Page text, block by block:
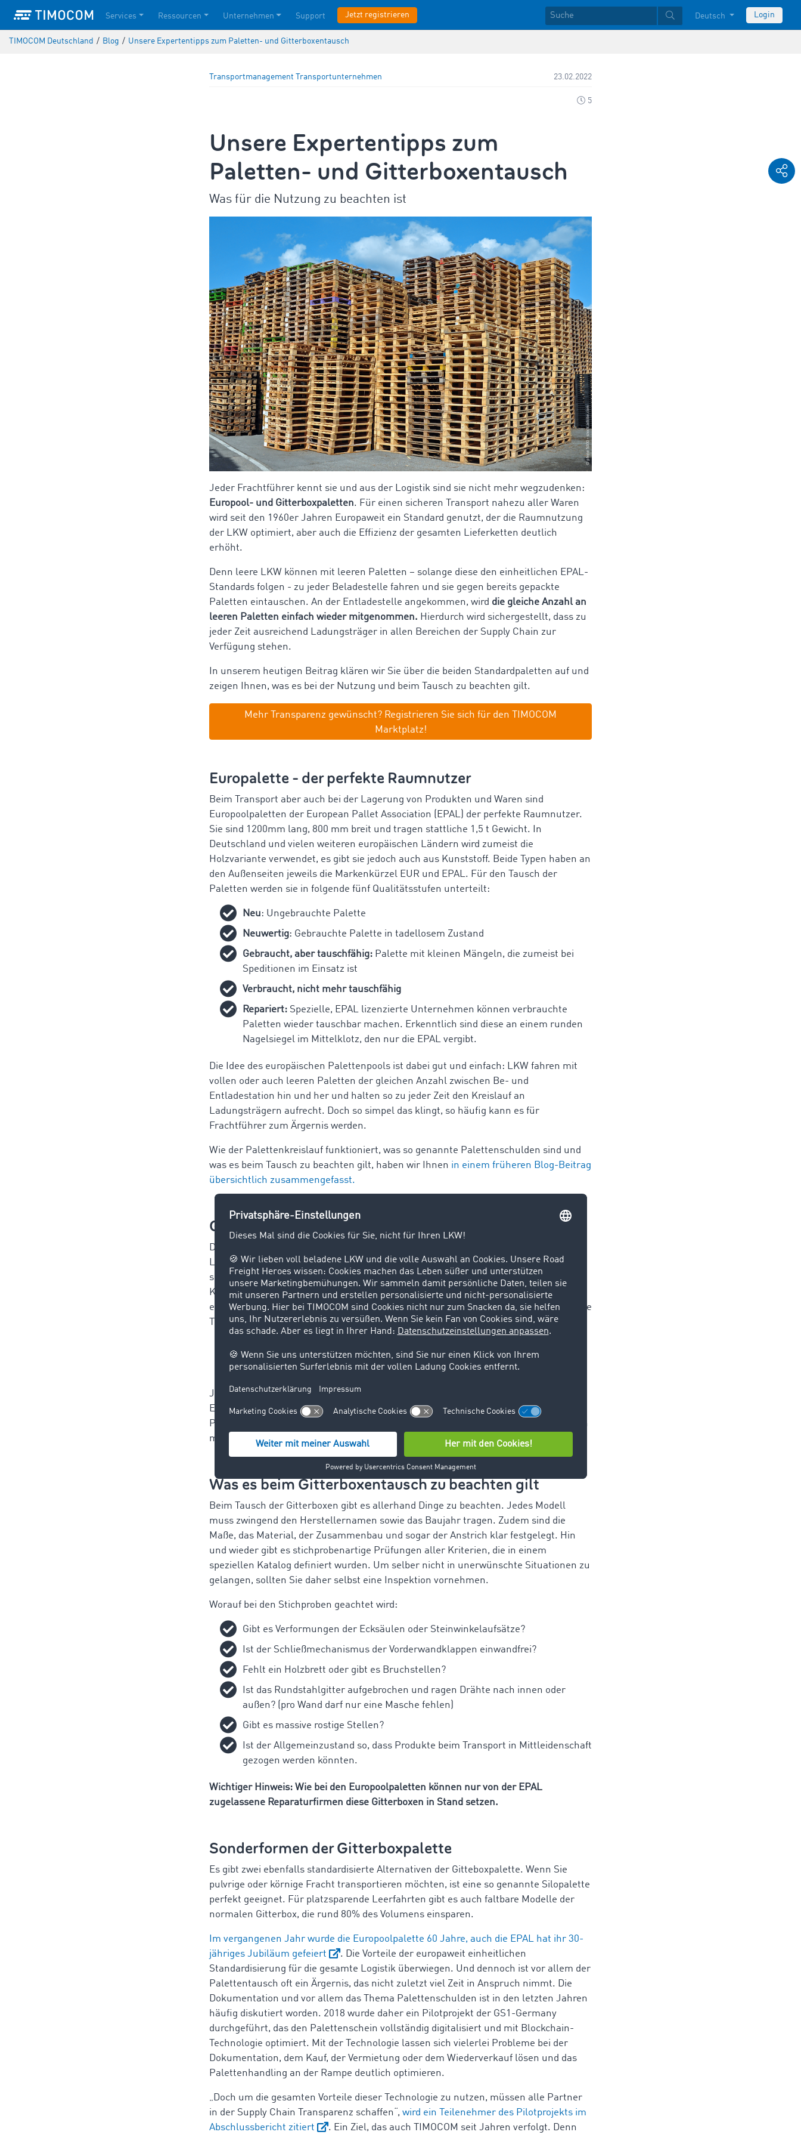
Services Ressourcen Unternehmen Support Jetzt registrieren Deutsch Login
TIMOCOM Deutschland / Blog / Unsere Expertentipps zum Paletten- und Gitterboxentausch
Transportmanagement Transportunternehmen 23.02.2022
5
Unsere Expertentipps zum
Paletten- und Gitterboxentausch
Was für die Nutzung zu beachten ist
Jeder Frachtführer kennt sie und aus der Logistik sind sie nicht mehr wegzudenken:
Europool- und Gitterboxpaletten. Für einen sicheren Transport nahezu aller Waren
wird seit den 1960er Jahren Europaweit ein Standard genutzt, der die Raumnutzung
der LKW optimiert, aber auch die Effizienz der gesamten Lieferketten deutlich
erhöht.
Denn leere LKW können mit leeren Paletten – solange diese den einheitlichen EPAL-
Standards folgen - zu jeder Beladestelle fahren und sie gegen bereits gepackte
Paletten eintauschen. An der Entladestelle angekommen, wird die gleiche Anzahl an
leeren Paletten einfach wieder mitgenommen. Hierdurch wird sichergestellt, dass zu
jeder Zeit ausreichend Ladungsträger in allen Bereichen der Supply Chain zur
Verfügung stehen.
In unserem heutigen Beitrag klären wir Sie über die beiden Standardpaletten auf und
zeigen Ihnen, was es bei der Nutzung und beim Tausch zu beachten gilt.
Mehr Transparenz gewünscht? Registrieren Sie sich für den TIMOCOM
Marktplatz!
Europalette - der perfekte Raumnutzer
Beim Transport aber auch bei der Lagerung von Produkten und Waren sind
Europoolpaletten der European Pallet Association (EPAL) der perfekte Raumnutzer.
Sie sind 1200mm lang, 800 mm breit und tragen stattliche 1,5 t Gewicht. In
Deutschland und vielen weiteren europäischen Ländern wird zumeist die
Holzvariante verwendet, es gibt sie jedoch auch aus Kunststoff. Beide Typen haben an
den Außenseiten jeweils die Markenkürzel EUR und EPAL. Für den Tausch der
Paletten werden sie in folgende fünf Qualitätsstufen unterteilt:
Neu: Ungebrauchte Palette
Neuwertig: Gebrauchte Palette in tadellosem Zustand
Gebraucht, aber tauschfähig: Palette mit kleinen Mängeln, die zumeist bei
Speditionen im Einsatz ist
Verbraucht, nicht mehr tauschfähig
Repariert: Spezielle, EPAL lizenzierte Unternehmen können verbrauchte
Paletten wieder tauschbar machen. Erkenntlich sind diese an einem runden
Nagelsiegel im Mittelklotz, den nur die EPAL vergibt.
Die Idee des europäischen Palettenpools ist dabei gut und einfach: LKW fahren mit
vollen oder auch leeren Paletten der gleichen Anzahl zwischen Be- und
Entladestation hin und her und halten so zu jeder Zeit den Kreislauf an
Ladungsträgern aufrecht. Doch so simpel das klingt, so häufig kann es für
Frachtführer zum Ärgernis werden.
Wie der Palettenkreislauf funktioniert, was so genannte Palettenschulden sind und
was es beim Tausch zu beachten gilt, haben wir Ihnen in einem früheren Blog-Beitrag
übersichtlich zusammengefasst.
Gitterboxpalette - der sichere Transportpartner
Die Gitterboxpalette (GP), auch Gibo genannt, ist ähnlich wie die Europalette ein
Ladehilfsmittel in der Logistik. Im Gegensatz zur hölzerner „Schwester“ handelt es
sich hierbei um eine massive Stahlkonstruktion, die vor allem beim Transport von
Kleinteilen oder besonders schützenswerter Fracht zum Einsatz kommt. Sie ist
ebenfalls von der EPAL genormt, wiegt 70Kg, hat bei einem Volumen von 0,75 m3 eine
Traglast von 1000-1500Kg und folgende Abmessungen:
Innen: b:800mm x l:1200mm x h:800mm
Jede Gitterboxpalette hat an der Vorderseite zwei Wandklappen, welche die Be- und
Entladung vereinfachen. Auch Gitterboxpaletten können im Rahmen des EPAL
Palettentausch getauscht werden, aufgrund der komplexeren Struktur gibt es jedoch
mehr Ansatzpunkte, die Frachtführer überprüfen sollten.
Was es beim Gitterboxentausch zu beachten gilt
Beim Tausch der Gitterboxen gibt es allerhand Dinge zu beachten. Jedes Modell
muss zwingend den Herstellernamen sowie das Baujahr tragen. Zudem sind die
Maße, das Material, der Zusammenbau und sogar der Anstrich klar festgelegt. Hin
und wieder gibt es stichprobenartige Prüfungen aller Kriterien, die in einem
speziellen Katalog definiert wurden. Um selber nicht in unerwünschte Situationen zu
gelangen, sollten Sie daher selbst eine Inspektion vornehmen.
Worauf bei den Stichproben geachtet wird:
Gibt es Verformungen der Ecksäulen oder Steinwinkelaufsätze?
Ist der Schließmechanismus der Vorderwandklappen einwandfrei?
Fehlt ein Holzbrett oder gibt es Bruchstellen?
Ist das Rundstahlgitter aufgebrochen und ragen Drähte nach innen oder
außen? (pro Wand darf nur eine Masche fehlen)
Gibt es massive rostige Stellen?
Ist der Allgemeinzustand so, dass Produkte beim Transport in Mittleidenschaft
gezogen werden könnten.
Wichtiger Hinweis: Wie bei den Europoolpaletten können nur von der EPAL
zugelassene Reparaturfirmen diese Gitterboxen in Stand setzen.
Sonderformen der Gitterboxpalette
Es gibt zwei ebenfalls standardisierte Alternativen der Gitteboxpalette. Wenn Sie
pulvrige oder körnige Fracht transportieren möchten, ist eine so genannte Silopalette
perfekt geeignet. Für platzsparende Leerfahrten gibt es auch faltbare Modelle der
normalen Gitterbox, die rund 80% des Volumens einsparen.
Im vergangenen Jahr wurde die Europoolpalette 60 Jahre, auch die EPAL hat ihr 30-
jähriges Jubiläum gefeiert
. Die Vorteile der europaweit einheitlichen
Standardisierung für die gesamte Logistik überwiegen. Und dennoch ist vor allem der
Palettentausch oft ein Ärgernis, das nicht zuletzt viel Zeit in Anspruch nimmt. Die
Dokumentation und vor allem das Thema Palettenschulden ist in den letzten Jahren
häufig diskutiert worden. 2018 wurde daher ein Pilotprojekt der GS1-Germany
durchgeführt, das den Palettenschein vollständig digitalisiert und mit Blockchain-
Technologie optimiert. Mit der Technologie lassen sich vielerlei Probleme bei der
Dokumentation, dem Kauf, der Vermietung oder dem Wiederverkauf lösen und das
Palettenhandling an der Rampe deutlich optimieren.
„Doch um die gesamten Vorteile dieser Technologie zu nutzen, müssen alle Partner
in der Supply Chain Transparenz schaffen“, wird ein Teilenehmer des Pilotprojekts im
Abschlussbericht zitiert
. Ein Ziel, das auch TIMOCOM seit Jahren verfolgt. Denn